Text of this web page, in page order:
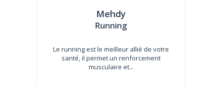
Mehdy
Running
Le running est le meilleur allié de votre
santé, il permet un renforcement
musculaire et...